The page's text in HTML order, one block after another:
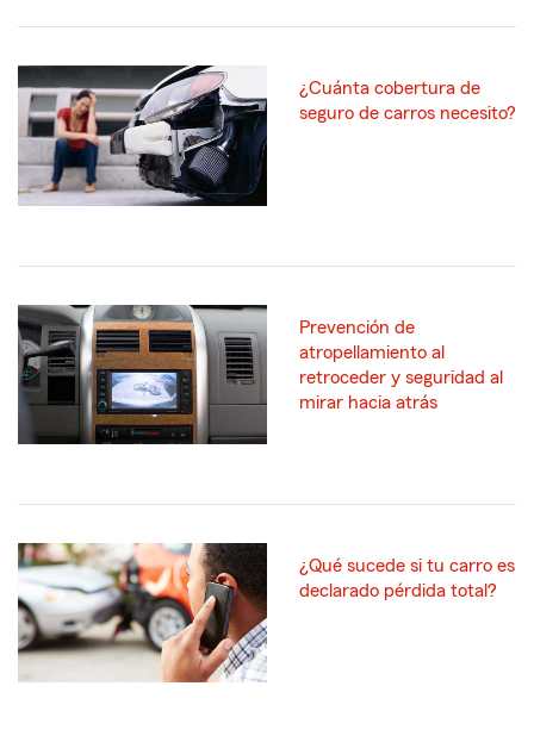
¿Cuánta cobertura de
seguro de carros necesito?
Prevención de
atropellamiento al
retroceder y seguridad al
mirar hacia atrás
¿Qué sucede si tu carro es
declarado pérdida total?